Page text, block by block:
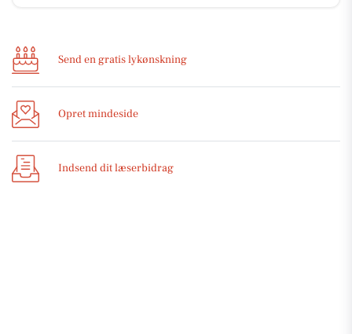
Send en gratis lykønskning
Opret mindeside
Indsend dit læserbidrag